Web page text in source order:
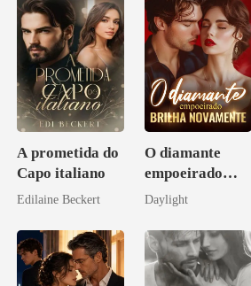
A prometida do
Capo italiano
Edilaine Beckert
O diamante
empoeirado
brilha
Daylight